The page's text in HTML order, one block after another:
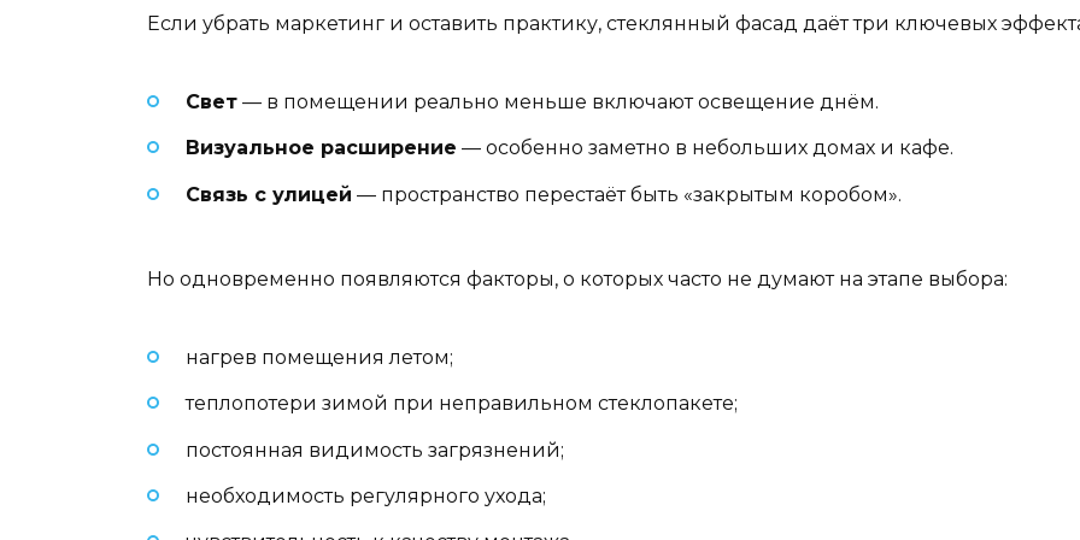
Если убрать маркетинг и оставить практику, стеклянный фасад даёт три ключевых
Свет — в помещении реально меньше включают освещение днём.
Визуальное расширение — особенно заметно в небольших домах и кафе.
Связь с улицей — пространство перестаёт быть «закрытым коробом».
Но одновременно появляются факторы, о которых часто не думают на этапе выбора:
нагрев помещения летом;
теплопотери зимой при неправильном стеклопакете;
постоянная видимость загрязнений;
необходимость регулярного ухода;